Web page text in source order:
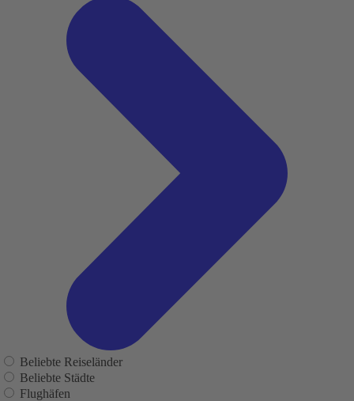
Beliebte Reiseländer
Beliebte Städte
Flughäfen